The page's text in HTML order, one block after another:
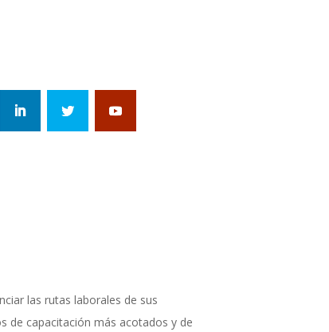
las rutas laborales de sus
de capacitación más acotados y de